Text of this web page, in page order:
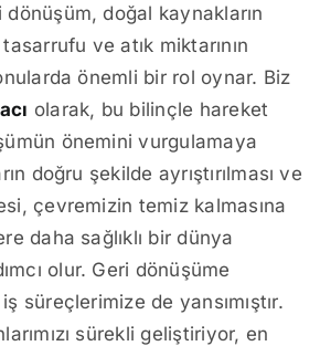
dönüşüm, doğal kaynakların
ve atık miktarının
önemli bir rol oynar. Biz
olarak, bu bilinçle hareket
önemini vurgulamaya
doğru şekilde ayrıştırılması ve
çevremizin temiz kalmasına
daha sağlıklı bir dünya
olur. Geri dönüşüme
süreçlerimize de yansımıştır.
sürekli geliştiriyor, en